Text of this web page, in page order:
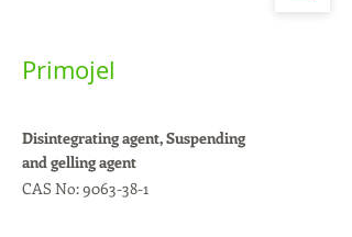
Primojel
Disintegrating agent, Suspending
and gelling agent
CAS No:9063-38-1